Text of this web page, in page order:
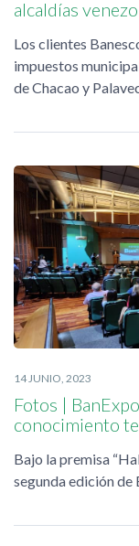
alcaldías
Los clientes
impuestos
de Chacao y
14 JUNIO, 2023
Fotos |
conocimiento
Bajo la premisa
segunda edición de